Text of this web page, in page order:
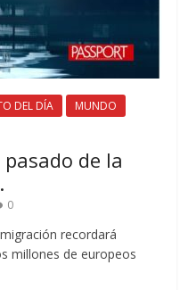
DEL DÍA
MUNDO
de la
0
recordará
millones de europeos